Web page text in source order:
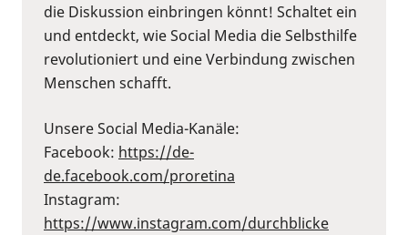
die Diskussion einbringen könnt! Schaltet ein
und entdeckt, wie Social Media die Selbsthilfe
revolutioniert und eine Verbindung zwischen
Menschen schafft.
Unsere Social Media-Kanäle:
Facebook: ⁠https://de-
de.facebook.com/proretina⁠
Instagram:
⁠https://www.instagram.com/durchblicke⁠